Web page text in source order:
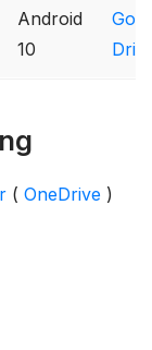
Android
10
( OneDrive)